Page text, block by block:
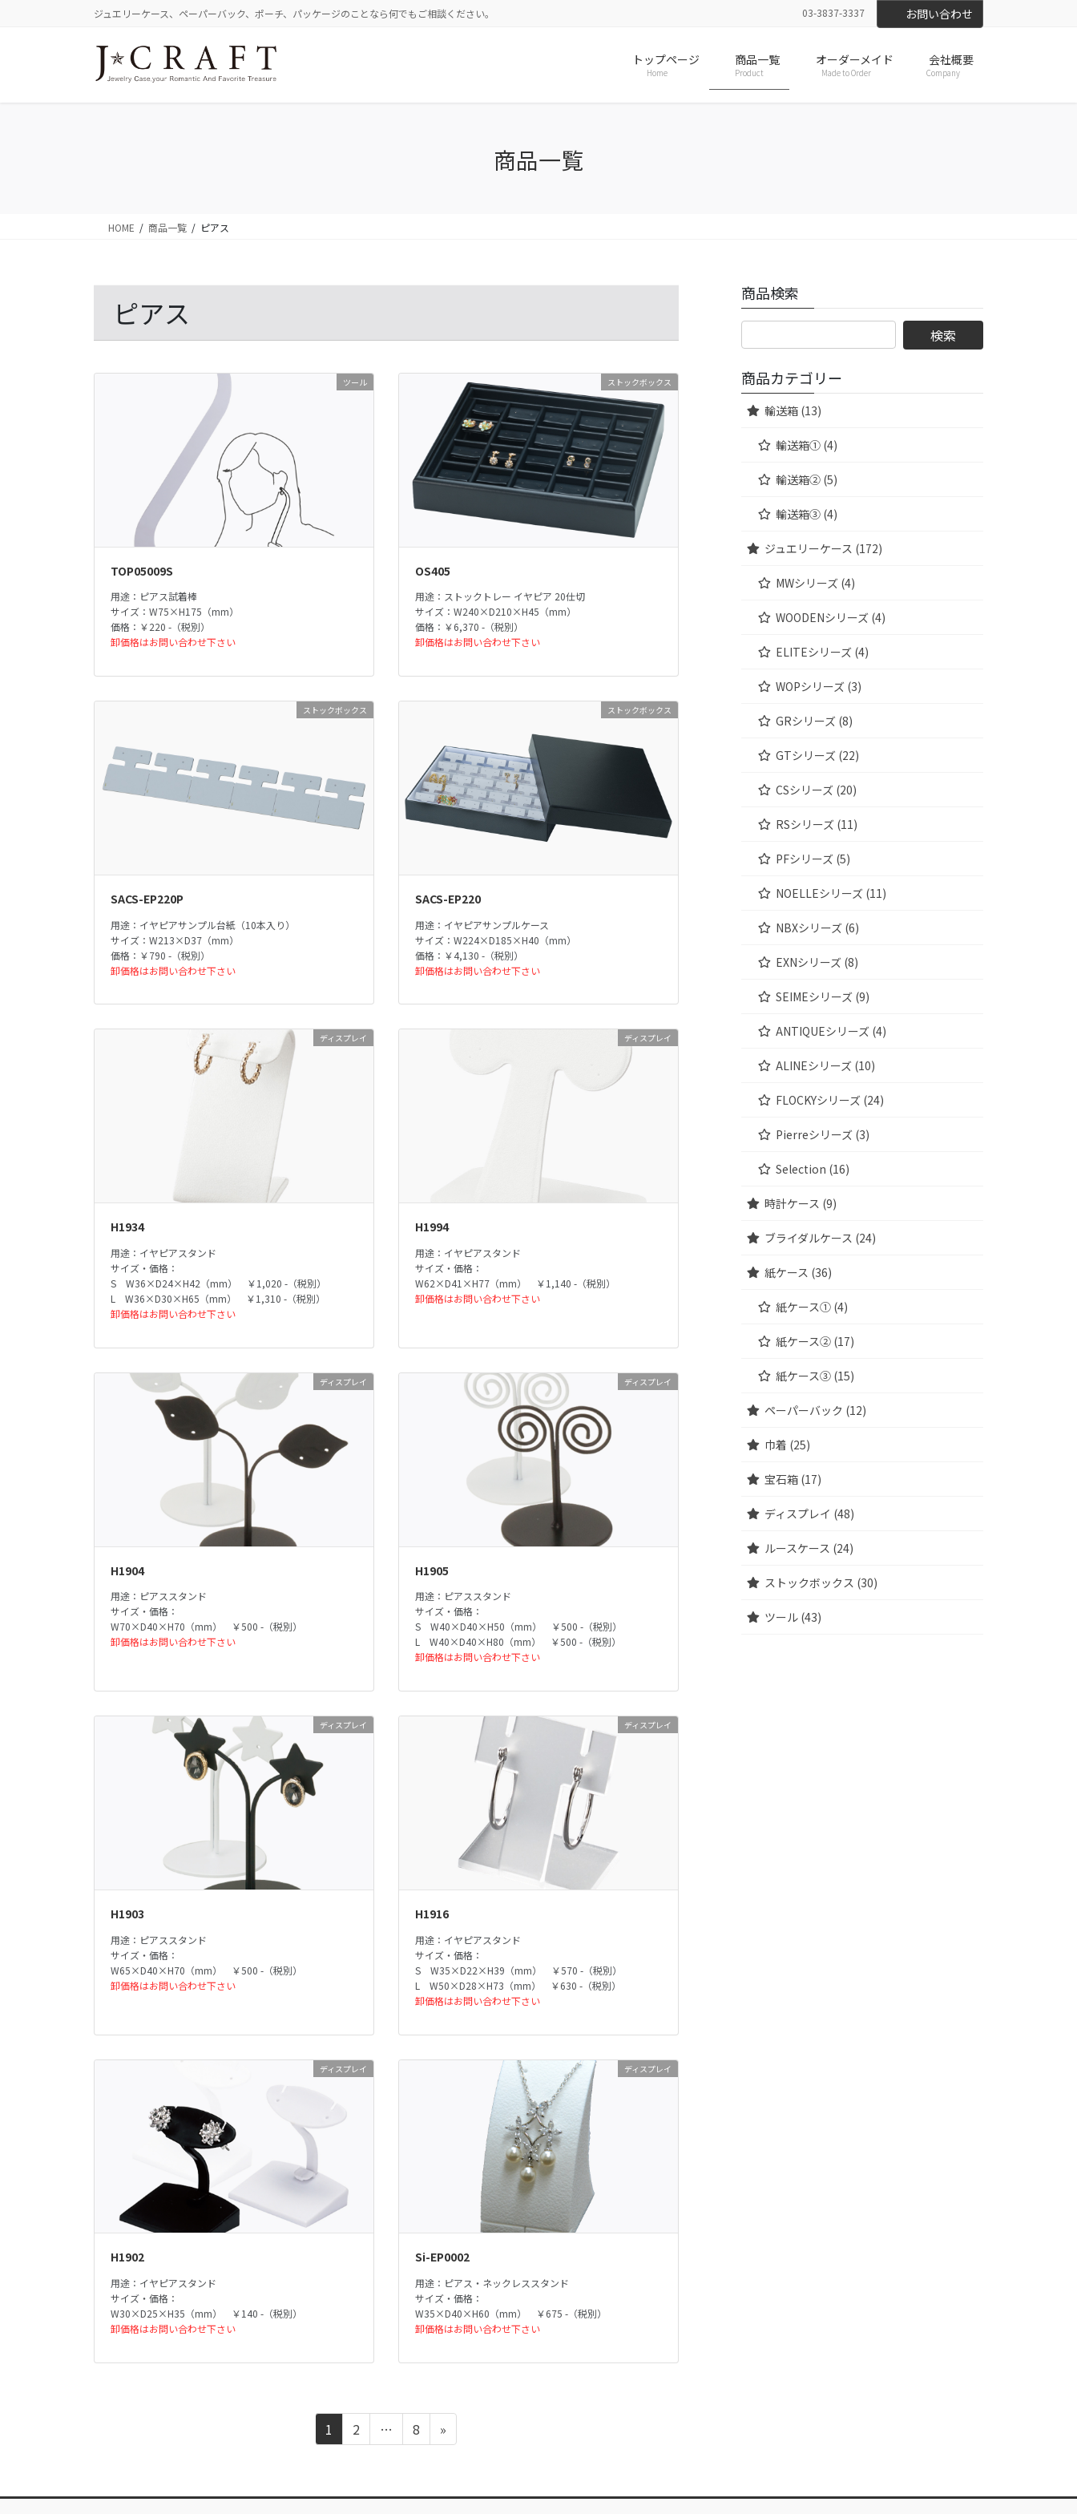
ジュエリーケース、ペーパーバック、ポーチ、パッケージのことなら何でもご相談ください。 03-3837-3337 お問い合わせ
トップページ
Home
商品一覧
Product
オーダーメイド
Made to Order
会社概要
Company
商品一覧
HOME 商品一覧 ピアス
ピアス
ツール
TOP05009S
用途：ピアス試着棒
サイズ：W75×H175（mm）
価格：￥220 -（税別）
卸価格はお問い合わせ下さい
ストックボックス
OS405
用途：ストックトレー イヤピア 20仕切
サイズ：W240×D210×H45（mm）
価格：￥6,370 -（税別）
卸価格はお問い合わせ下さい
ストックボックス
SACS-EP220P
用途：イヤピアサンプル台紙（10本入り）
サイズ：W213×D37（mm）
価格：￥790 -（税別）
卸価格はお問い合わせ下さい
ストックボックス
SACS-EP220
用途：イヤピアサンプルケース
サイズ：W224×D185×H40（mm）
価格：￥4,130 -（税別）
卸価格はお問い合わせ下さい
ディスプレイ
H1934
用途：イヤピアスタンド
サイズ・価格：
S W36×D24×H42（mm） ￥1,020 -（税別）
L W36×D30×H65（mm） ￥1,310 -（税別）
卸価格はお問い合わせ下さい
ディスプレイ
H1994
用途：イヤピアスタンド
サイズ・価格：
W62×D41×H77（mm） ￥1,140 -（税別）
卸価格はお問い合わせ下さい
ディスプレイ
H1904
用途：ピアススタンド
サイズ・価格：
W70×D40×H70（mm） ￥500 -（税別）
卸価格はお問い合わせ下さい
ディスプレイ
H1905
用途：ピアススタンド
サイズ・価格：
S W40×D40×H50（mm） ￥500 -（税別）
L W40×D40×H80（mm） ￥500 -（税別）
卸価格はお問い合わせ下さい
ディスプレイ
H1903
用途：ピアススタンド
サイズ・価格：
W65×D40×H70（mm） ￥500 -（税別）
卸価格はお問い合わせ下さい
ディスプレイ
H1916
用途：イヤピアスタンド
サイズ・価格：
S W35×D22×H39（mm） ￥570 -（税別）
L W50×D28×H73（mm） ￥630 -（税別）
卸価格はお問い合わせ下さい
ディスプレイ
H1902
用途：イヤピアスタンド
サイズ・価格：
W30×D25×H35（mm） ￥140 -（税別）
卸価格はお問い合わせ下さい
ディスプレイ
Si-EP0002
用途：ピアス・ネックレススタンド
サイズ・価格：
W35×D40×H60（mm） ￥675 -（税別）
卸価格はお問い合わせ下さい
ペ
ペ
ー
1
ペ
ー
2 …
ペ
ー
8 »
商品検索
商品カテゴリー
輸送箱 (13)
輸送箱① (4)
輸送箱② (5)
輸送箱③ (4)
ジュエリーケース (172)
MWシリーズ (4)
WOODENシリーズ (4)
ELITEシリーズ (4)
WOPシリーズ (3)
GRシリーズ (8)
GTシリーズ (22)
CSシリーズ (20)
RSシリーズ (11)
PFシリーズ (5)
NOELLEシリーズ (11)
NBXシリーズ (6)
EXNシリーズ (8)
SEIMEシリーズ (9)
ANTIQUEシリーズ (4)
ALINEシリーズ (10)
FLOCKYシリーズ (24)
Pierreシリーズ (3)
Selection (16)
時計ケース (9)
ブライダルケース (24)
紙ケース (36)
紙ケース① (4)
紙ケース② (17)
紙ケース③ (15)
ペーパーバック (12)
巾着 (25)
宝石箱 (17)
ディスプレイ (48)
ルースケース (24)
ストックボックス (30)
ツール (43)